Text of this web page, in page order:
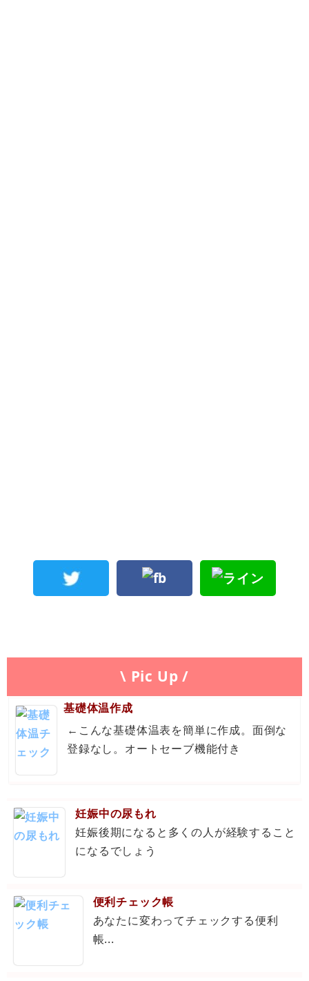
\ Pic Up /
基礎体温作成
←こんな基礎体温表を簡単に作成。面倒な
登録なし。オートセーブ機能付き
妊娠中の尿もれ
妊娠後期になると多くの人が経験すること
になるでしょう
便利チェック帳
あなたに変わってチェックする便利
帳...